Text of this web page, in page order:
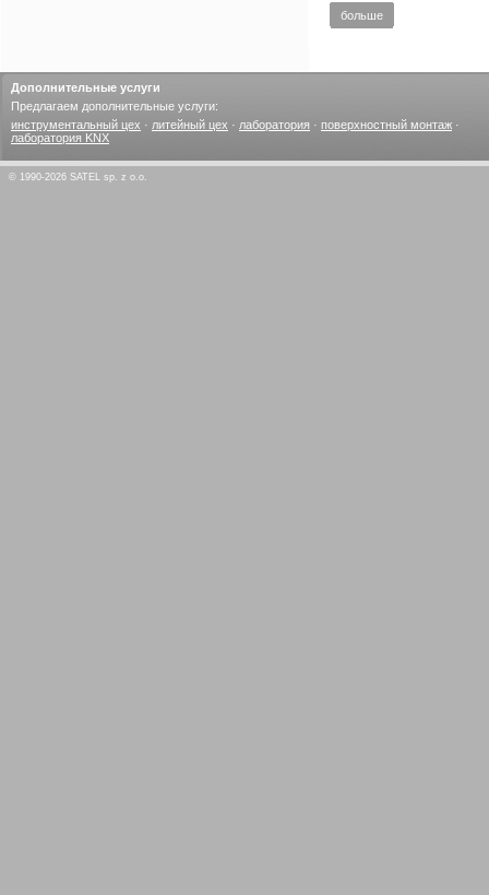
больше
Дополнительные услуги
Предлагаем дополнительные услуги:
инструментальный цех · литейный цех · лаборатория · поверхностный монтаж ·
лаборатория KNX
© 1990-2026 SATEL sp. z o.o.